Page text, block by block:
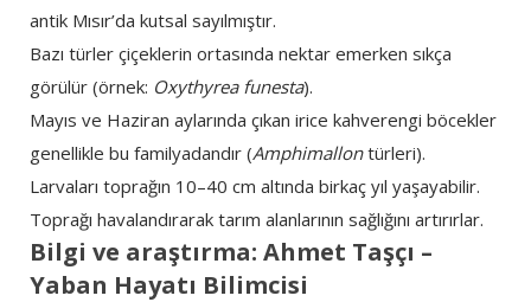
antik Mısır’da kutsal sayılmıştır.
Bazı türler çiçeklerin ortasında nektar emerken sıkça
görülür (örnek: Oxythyrea funesta).
Mayıs ve Haziran aylarında çıkan irice kahverengi böcekler
genellikle bu familyadandır (Amphimallontürleri).
Larvaları toprağın 10–40 cm altında birkaç yıl yaşayabilir.
Toprağı havalandırarak tarım alanlarının sağlığını artırırlar.
Bilgi ve araştırma: Ahmet Taşçı –
Yaban Hayatı Bilimcisi